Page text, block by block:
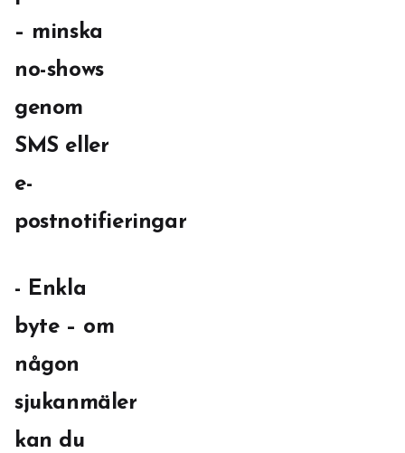
– minska
no-shows
genom
SMS eller
e-
postnotifieringar
- Enkla
byte – om
någon
sjukanmäler
kan du